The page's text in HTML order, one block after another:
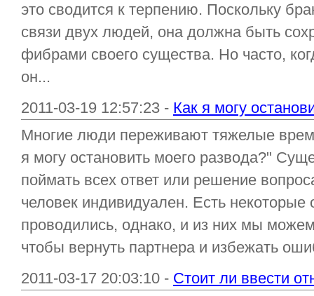
это сводится к терпению. Поскольку
связи двух людей, она должна быть
фибрами своего существа. Но часто,
он...
2011-03-19 12:57:23 - Как я могу
Многие люди переживают тяжелые
я могу остановить моего развода?"
поймать всех ответ или решение
человек индивидуален. Есть
проводились, однако, и из них мы
чтобы вернуть партнера и избежать
2011-03-17 20:03:10 - Стоит ли ввести